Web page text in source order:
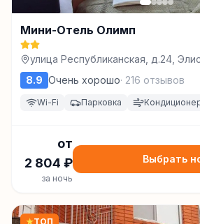
Мини-Отель Олимп
улица Республиканская, д.24,
8.9 Очень хорошо· 216 отзывов
Wi-Fi Парковка
от
2 804 ₽
за ночь
Выбрать
★ТОП